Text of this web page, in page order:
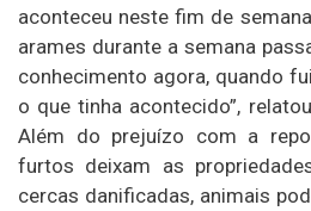
aconteceu neste fim de
arames durante a semana
conhecimento agora, quando
o que tinha acontecido”,
Além do prejuízo com a
furtos deixam as
cercas danificadas, animais